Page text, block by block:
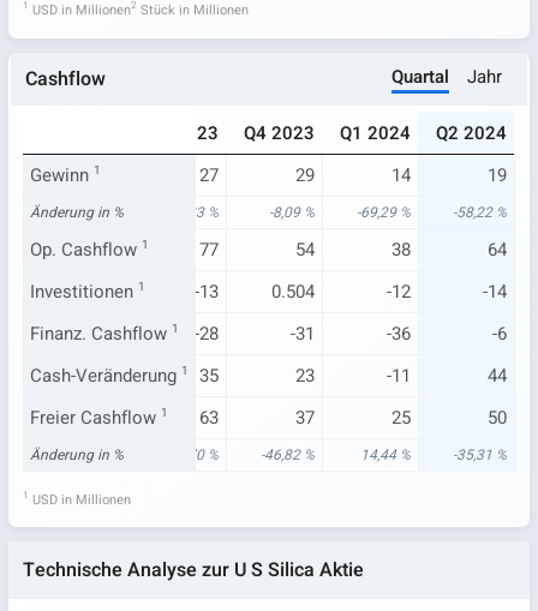
1 USD in Millionen2 Stück in Millionen
Cashflow Quartal Jahr
Q3 2023 Q4 2023 Q1 2024
Q2 2024
Gewinn 1 27 29 14 19
Änderung in %
102,08 % -16,23 % -8,09 % -69,29 % -58,22 %
Op. Cashflow 1
92 77 54 38
64
Investitionen 1
-13 -13 0.504 -12
-14
Finanz. Cashflow 1
-31 -28 -31 -36
-6
Cash-Veränderung 1
47 35 23 -11
44
Freier Cashflow 1
77 63 37 25 50
Änderung in %
-0,70 % 14,70 % -46,82 % 14,44 % -35,31 %
1 USD in Millionen
Technische Analyse zur U S Silica Aktie